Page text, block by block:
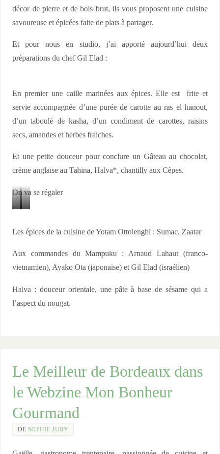
décor de pierre et de bois brut, ils vous proposent une cuisine
savoureuse et épicées faite de plats à partager.
Et pour nous en studio, j’ai apporté aujourd’hui deux
préparations du chef Gil Elad :
En premier une caille marinées aux épices. Elle est frite et
servie accompagnée d’une purée de carotte au ras el hanout,
d’un taboulé de kasha, d’un condiment de carottes, raisins
secs, amandes et herbes fraiches.
Et une petite douceur pour conclure un Gâteau au chocolat,
crème anglaise au Tahina, Halva*, chantilly aux Cèpes.
On va se régaler
G
E
l
d
&
u
d
a
h
C
l
l
m
a
e
e
t
a
Les épices de la cuisine de Yotam Ottolenghi : Sumac, Zaatar
Aux commandes du Mampuku : Arnaud Lahaut (franco-
vietnamien), Ayako Ota (japonaise) et Gil Elad (israélien)
Halva : douceur orientale, une pâte à base de sésame qui a
l’aspect du nougat.
Le Meilleur de Bordeaux dans
le Webzine Mon Bonheur
Gourmand
DE SOPHIE JUBY